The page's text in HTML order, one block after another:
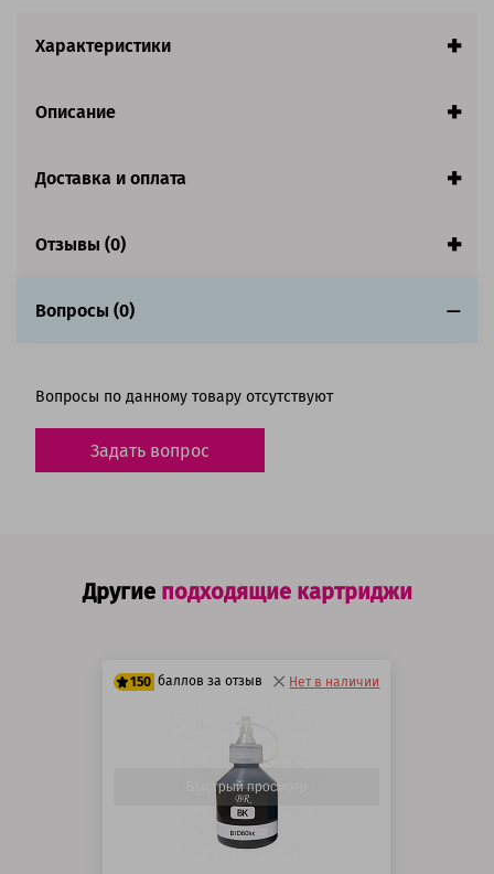
Характеристики
Описание
Доставка и оплата
Отзывы (0)
Вопросы (0)
Вопросы по данному товару отсутствуют
Задать вопрос
Другие подходящие картриджи
150 баллов за отзыв Нет в наличии
Быстрый просмотр